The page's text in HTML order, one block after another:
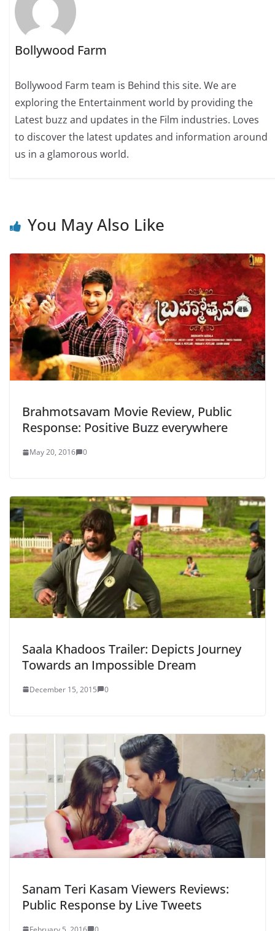
Bollywood Farm
Bollywood Farm team is Behind this site. We are
exploring the Entertainment world by providing the
Latest buzz and updates in the Film industries. Loves
to discover the latest updates and information around
us in a glamorous world.
You May Also Like
Brahmotsavam Movie Review, Public
Response: Positive Buzz everywhere
May 20, 2016 0
Saala Khadoos Trailer: Depicts Journey
Towards an Impossible Dream
December 15, 2015 0
Sanam Teri Kasam Viewers Reviews:
Public Response by Live Tweets